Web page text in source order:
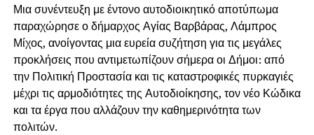
Μια συνέντευξη με έντονο αυτοδιοικητικό αποτύπωμα
παραχώρησε ο δήμαρχος Αγίας Βαρβάρας, Λάμπρος
Μίχος, ανοίγοντας μια ευρεία συζήτηση για τις μεγάλες
προκλήσεις που αντιμετωπίζουν σήμερα οι Δήμοι: από
την Πολιτική Προστασία και τις καταστροφικές πυρκαγιές
μέχρι τις αρμοδιότητες της Αυτοδιοίκησης, τον νέο Κώδικα
και τα έργα που αλλάζουν την καθημερινότητα των
πολιτών.